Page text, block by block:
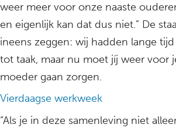
weer meer voor onze naaste
en eigenlijk kan dat dus niet.” De
ineens zeggen: wij hadden lange
tot taak, maar nu moet jíj weer voor
moeder gaan zorgen.
Vierdaagse werkweek
“Als je in deze samenleving niet